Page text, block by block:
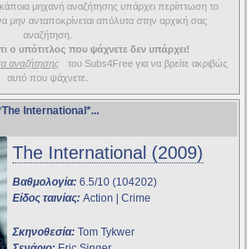
μηχανή αναζήτησης υπάρχει περίπτωση το
μην ανταποκρίνεται απόλυτα στην αρχική σας
αναζήτηση.
ο υπότιτλος που ψάχνετε δεν υπάρχει!
αναζήτησης
του Subs4Free για να βρείτε ακριβώς
αυτό που ψάχνετε.
International*...
The International (2009)
Βαθμολογία: 6.5/10 (104202)
Είδος ταινίας: Action | Crime
Σκηνοθεσία: Tom Tykwer